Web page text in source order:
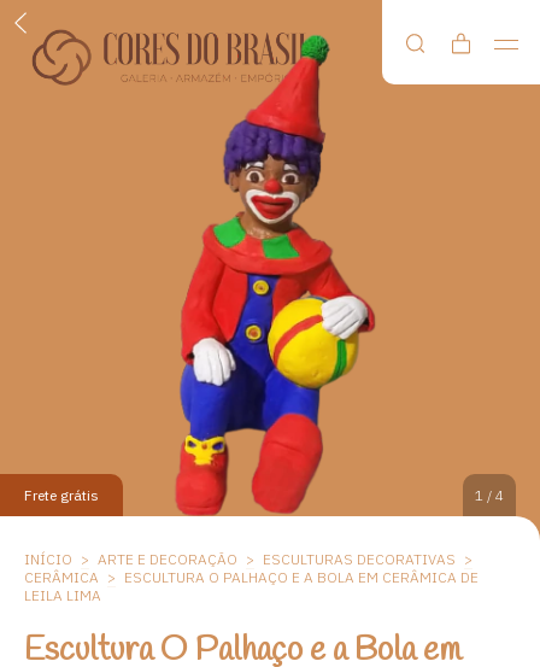
Frete grátis 1 / 4
INÍCIO > ARTE E DECORAÇÃO > ESCULTURAS DECORATIVAS >
CERÂMICA > ESCULTURA O PALHAÇO E A BOLA EM CERÂMICA DE
LEILA LIMA
Escultura O Palhaço e a Bola em